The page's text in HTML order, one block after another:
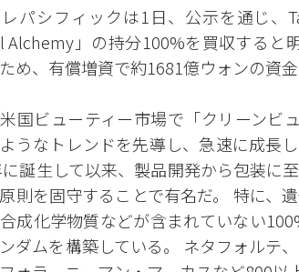
パシフィックは1日、公示を通じ、
Alchemy」の持分100%を買収すると
め、有償増資で約1681億ウォンの資金
国ビューティー市場で「クリーンビ
うなトレンドを先導し、急速に成長
誕生して以来、製品開発から包装に
則を固守することで有名だ。 特に、
成化学物質などが含まれていない
ダムを構築している。 ネタフォルテ